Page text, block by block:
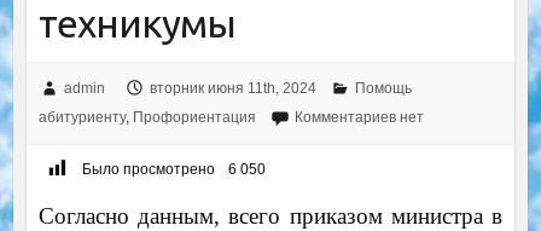
техникумы
admin вторник июня 11th, 2024
Помощь
абитуриенту, Профориентация Комментариев нет
Было просмотрено 6 050
Согласно данным, всего приказом министра в